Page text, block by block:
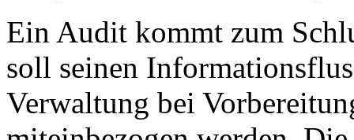
Ein Audit kommt zum
soll seinen
Verwaltung bei